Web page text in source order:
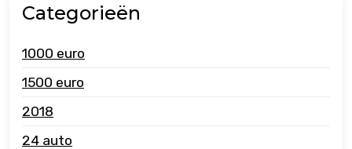
Categorieën
1000 euro
1500 euro
2018
24 auto